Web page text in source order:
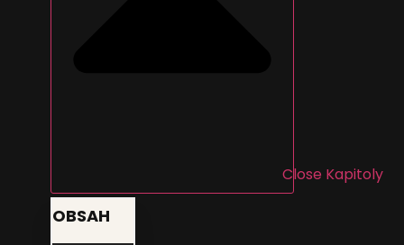
Close Kapitoly
OBSAH